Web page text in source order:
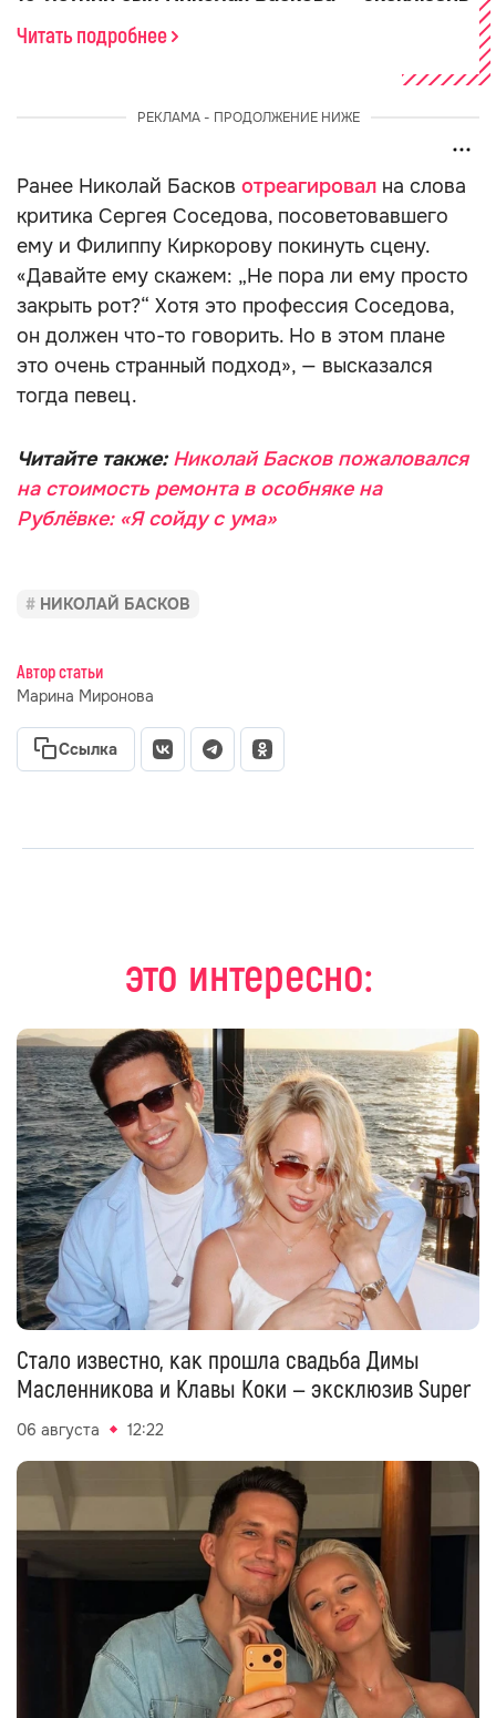
Читать подробнее
РЕКЛАМА - ПРОДОЛЖЕНИЕ НИЖЕ
Ранее Николай Басков отреагировал на слова
критика Сергея Соседова, посоветовавшего
ему и Филиппу Киркорову покинуть сцену.
«Давайте ему скажем: „Не пора ли ему просто
закрыть рот?“ Хотя это профессия Соседова,
он должен что-то говорить. Но в этом плане
это очень странный подход», — высказался
тогда певец.
Читайте также: Николай Басков пожаловался
на стоимость ремонта в особняке на
Рублёвке: «Я сойду с ума»
НИКОЛАЙ БАСКОВ
Автор статьи
Марина Миронова
Ссылка
это интересно:
Стало известно, как прошла свадьба Димы
Масленникова и Клавы Коки — эксклюзив Super
06 августа 12:22